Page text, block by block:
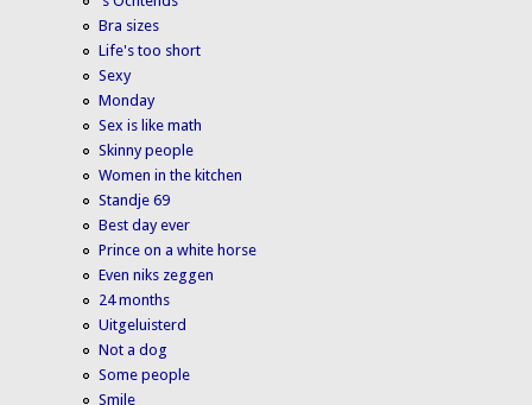
Bra sizes
Life's too short
Sexy
Monday
Sex is like math
Skinny people
Women in the kitchen
Standje 69
Best day ever
Prince on a white horse
Even niks zeggen
24 months
Uitgeluisterd
Not a dog
Some people
Smile